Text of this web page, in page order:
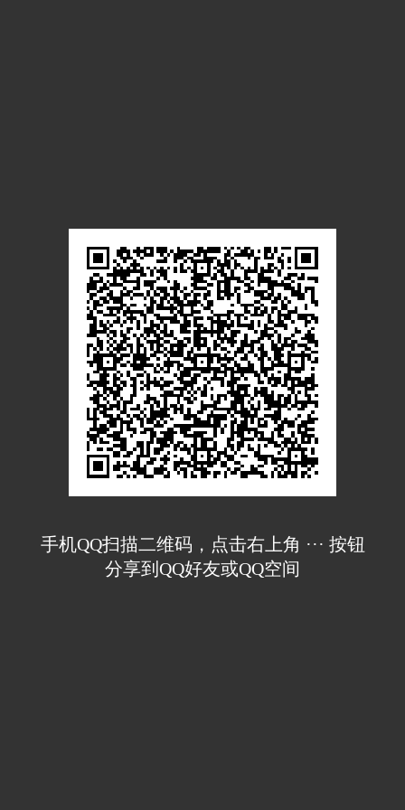
手机QQ扫描二维码，点击右上角 ··· 按钮
分享到QQ好友或QQ空间